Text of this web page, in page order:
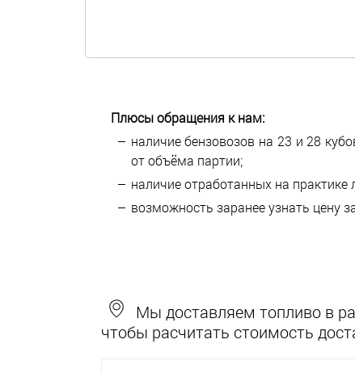
Плюсы обращения к нам:
наличие бензовозов на 23 и 28
от объёма партии;
наличие отработанных на
возможность заранее узнать цену
Мы доставляем топливо в
чтобы расчитать стоимость